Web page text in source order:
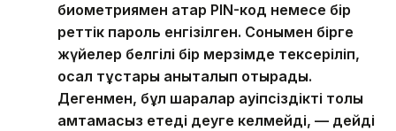
биометриямен қатар PIN-код немесе бір
реттік пароль енгізілген. Сонымен бірге
жүйелер белгілі бір мерзімде тексеріліп,
осал тұстары анықталып отырады.
Дегенмен, бұл шаралар қауіпсіздікті толық
қамтамасыз етеді деуге келмейді, — дейді